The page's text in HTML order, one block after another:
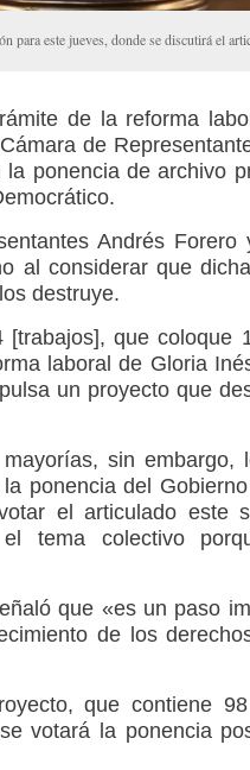
para este jueves, donde se discutirá el
de la reforma
de
ponencia de archivo
Andrés Forero
al considerar que
destruye.
que coloque
laboral de Gloria
un proyecto que
sin embargo,
ponencia del
el articulado este
tema colectivo
que «es un paso
de los
que contiene
votará la ponencia